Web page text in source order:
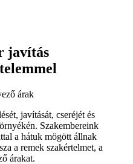
javítás
árak
javítását, cseréjét és
Szakembereink
a hátuk mögött állnak
a remek szakértelmet, a
árakat.